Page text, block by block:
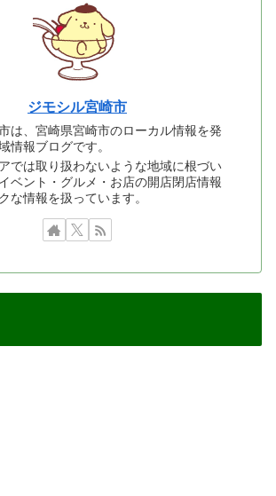
ジモシル宮崎市
は、宮崎県宮崎市のローカル情報を発
情報ブログです。
では取り扱わないような地域に根づい
ベント・グルメ・お店の開店閉店情報
な情報を扱っています。